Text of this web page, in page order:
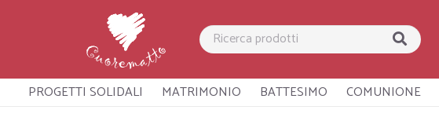
PROGETTI SOLIDALI MATRIMONIO BATTESIMO COMUNIONE